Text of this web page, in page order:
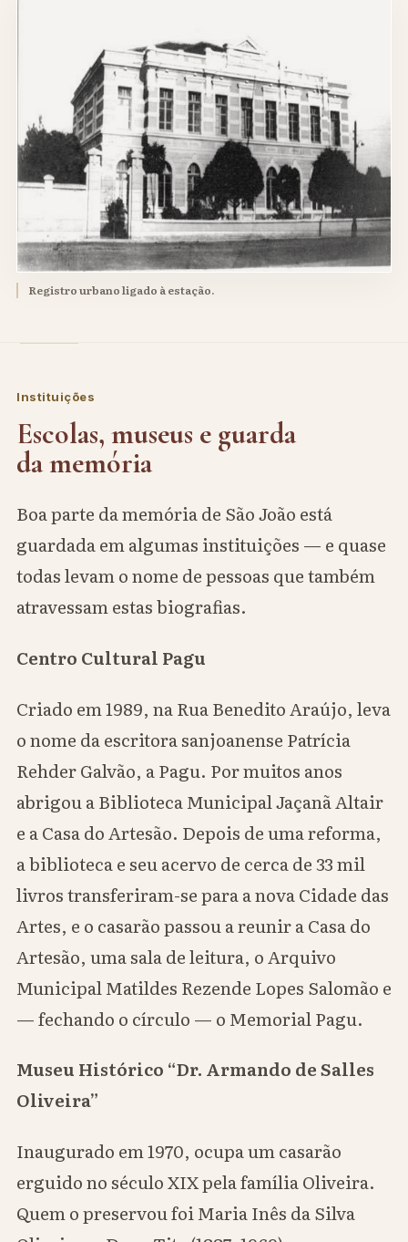
Registro urbano ligado à estação.
Instituições
Escolas, museus e guarda
da memória
Boa parte da memória de São João está
guardada em algumas instituições — e quase
todas levam o nome de pessoas que também
atravessam estas biografias.
Centro Cultural Pagu
Criado em 1989, na Rua Benedito Araújo, leva
o nome da escritora sanjoanense Patrícia
Rehder Galvão, a Pagu. Por muitos anos
abrigou a Biblioteca Municipal Jaçanã Altair
e a Casa do Artesão. Depois de uma reforma,
a biblioteca e seu acervo de cerca de 33 mil
livros transferiram-se para a nova Cidade das
Artes, e o casarão passou a reunir a Casa do
Artesão, uma sala de leitura, o Arquivo
Municipal Matildes Rezende Lopes Salomão e
— fechando o círculo — o Memorial Pagu.
Museu Histórico “Dr. Armando de Salles
Oliveira”
Inaugurado em 1970, ocupa um casarão
erguido no século XIX pela família Oliveira.
Quem o preservou foi Maria Inês da Silva